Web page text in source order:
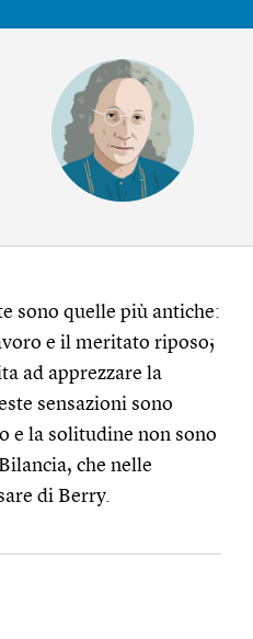
sono quelle più antiche:
e il meritato riposo;
ad apprezzare la
sensazioni sono
e la solitudine non sono
che nelle
di Berry.